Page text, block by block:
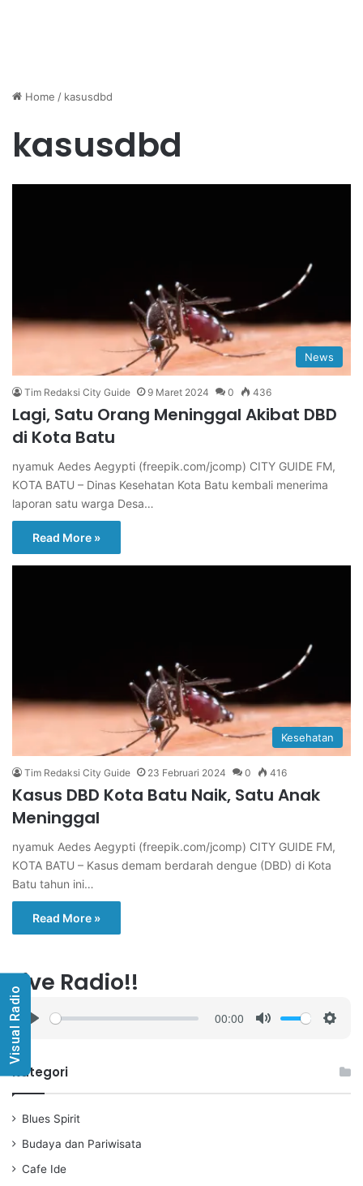
Home / kasusdbd
kasusdbd
News
Tim Redaksi City Guide 9 Maret 2024 0 436
Lagi, Satu Orang Meninggal Akibat DBD
di Kota Batu
nyamuk Aedes Aegypti (freepik.com/jcomp) CITY GUIDE FM,
KOTA BATU – Dinas Kesehatan Kota Batu kembali menerima
laporan satu warga Desa…
Read More »
Kesehatan
Tim Redaksi City Guide 23 Februari 2024 0 416
Kasus DBD Kota Batu Naik, Satu Anak
Meninggal
nyamuk Aedes Aegypti (freepik.com/jcomp) CITY GUIDE FM,
KOTA BATU – Kasus demam berdarah dengue (DBD) di Kota
Batu tahun ini…
Read More »
Live Radio!!
a
00:00
Kategori
Blues Spirit
Budaya dan Pariwisata
Cafe Ide
Visual Radio